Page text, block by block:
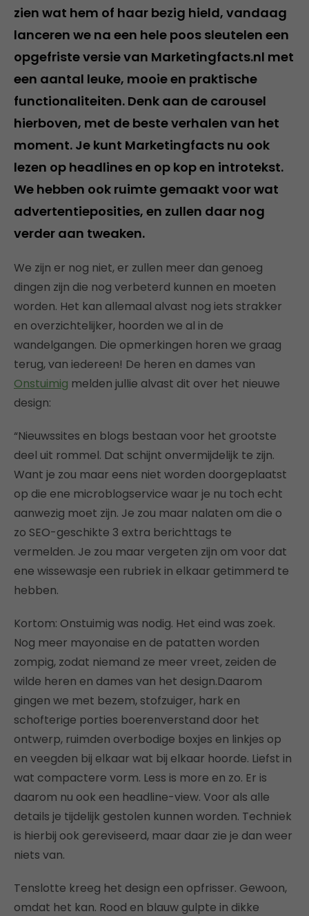
zien wat hem of haar bezig hield, vandaag
lanceren we na een hele poos sleutelen een
opgefriste versie van Marketingfacts.nl met
een aantal leuke, mooie en praktische
functionaliteiten. Denk aan de carousel
hierboven, met de beste verhalen van het
moment. Je kunt Marketingfacts nu ook
lezen op headlines en op kop en introtekst.
We hebben ook ruimte gemaakt voor wat
advertentieposities, en zullen daar nog
verder aan tweaken.
We zijn er nog niet, er zullen meer dan genoeg
dingen zijn die nog verbeterd kunnen en moeten
worden. Het kan allemaal alvast nog iets strakker
en overzichtelijker, hoorden we al in de
wandelgangen. Die opmerkingen horen we graag
terug, van iedereen! De heren en dames van
Onstuimig melden jullie alvast dit over het nieuwe
design:
“Nieuwssites en blogs bestaan voor het grootste
deel uit rommel. Dat schijnt onvermijdelijk te zijn.
Want je zou maar eens niet worden doorgeplaatst
op die ene microblogservice waar je nu toch echt
aanwezig moet zijn. Je zou maar nalaten om die o
zo SEO-geschikte 3 extra berichttags te
vermelden. Je zou maar vergeten zijn om voor dat
ene wissewasje een rubriek in elkaar getimmerd te
hebben.
Kortom: Onstuimig was nodig. Het eind was zoek.
Nog meer mayonaise en de patatten worden
zompig, zodat niemand ze meer vreet, zeiden de
wilde heren en dames van het design.Daarom
gingen we met bezem, stofzuiger, hark en
schofterige porties boerenverstand door het
ontwerp, ruimden overbodige boxjes en linkjes op
en veegden bij elkaar wat bij elkaar hoorde. Liefst in
wat compactere vorm. Less is more en zo. Er is
daarom nu ook een headline-view. Voor als alle
details je tijdelijk gestolen kunnen worden. Techniek
is hierbij ook gereviseerd, maar daar zie je dan weer
niets van.
Tenslotte kreeg het design een opfrisser. Gewoon,
omdat het kan. Rood en blauw gulpte in dikke